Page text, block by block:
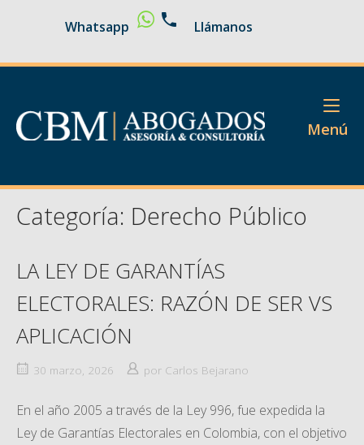
Whatsapp Llámanos
Inicio Menú
Categoría: Derecho Público
LA LEY DE GARANTÍAS
ELECTORALES: RAZÓN DE SER VS
APLICACIÓN
30 marzo, 2026 por Carlos Bejarano
En el año 2005 a través de la Ley 996, fue expedida la
Ley de Garantías Electorales en Colombia, con el objetivo